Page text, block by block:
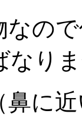
なの
なり
鼻に